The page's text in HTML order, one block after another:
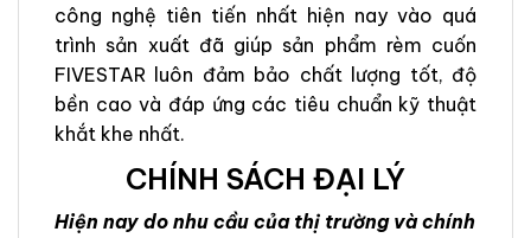
công nghệ tiên tiến nhất hiện nay vào quá
trình sản xuất đã giúp sản phẩm rèm cuốn
FIVESTAR luôn đảm bảo chất lượng tốt, độ
bền cao và đáp ứng các tiêu chuẩn kỹ thuật
khắt khe nhất.
CHÍNH SÁCH ĐẠI LÝ
Hiện nay do nhu cầu của thị trường và chính